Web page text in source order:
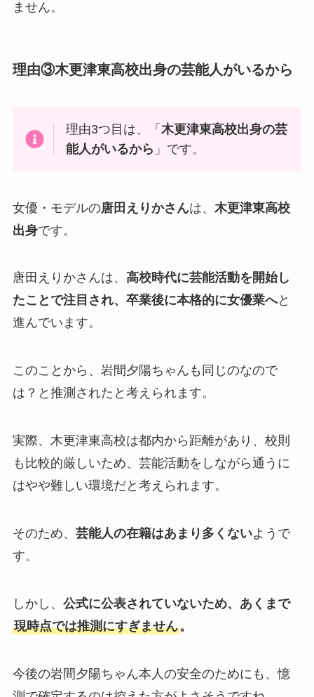
ません。
理由③木更津東高校出身の芸能人がいるから
理由3つ目は、「木更津東高校出身の芸
能人がいるから 」です。
女優・モデルの唐田えりかさんは、 木更津東高校
出身です。
唐田えりかさんは、 高校時代に芸能活動を開始し
たことで注目され、卒業後に本格的に女優業へと
進んでいます。
このことから、岩間夕陽ちゃんも同じのなので
は？と推測されたと考えられます。
実際、木更津東高校は都内から距離があり、校則
も比較的厳しいため、芸能活動をしながら通うに
はやや難しい環境だと考えられます。
そのため、 芸能人の在籍はあまり多くないようで
す。
しかし、 公式に公表されていないため、あくまで
現時点では推測にすぎません。
今後の岩間夕陽ちゃん本人の安全のためにも、憶